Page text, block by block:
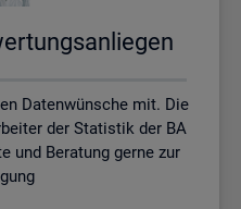
Datenwünsche mit. Die
der Statistik der BA
und Beratung gerne zur